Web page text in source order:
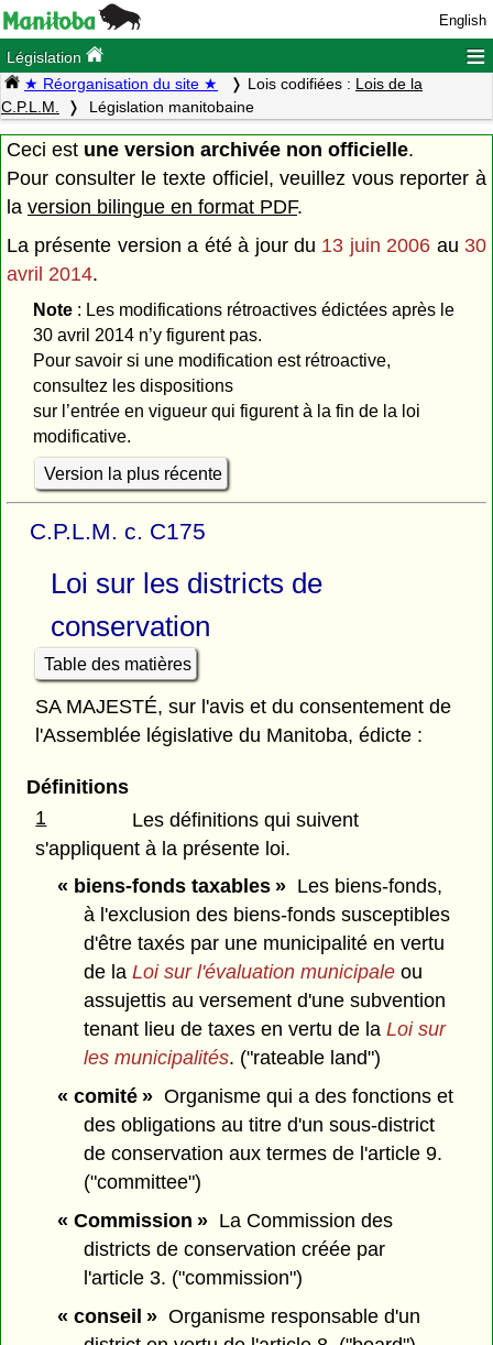
English
Législation ≡
★ Réorganisation du site ★ Lois codifiées : Lois de la
C.P.L.M.
Législation manitobaine
Ceci est une version archivée non officielle.
Pour consulter le texte officiel, veuillez vous reporter à
la version bilingue en format PDF.
La présente version a été à jour du 13 juin 2006 au 30
avril 2014.
Note: Les modifications rétroactives édictées après le
30 avril 2014 n’y figurent pas.
Pour savoir si une modification est rétroactive,
consultez les dispositions
sur l’entrée en vigueur qui figurent à la fin de la loi
modificative.
Version la plus récente
C.P.L.M. c. C175
Loi sur les districts de
conservation
Table des matières
SA MAJESTÉ, sur l'avis et du consentement de
l'Assemblée législative du Manitoba, édicte :
Définitions
1
Les définitions qui suivent
s'appliquent à la présente loi.
« biens-fonds taxables »Les biens-fonds,
à l'exclusion des biens-fonds susceptibles
d'être taxés par une municipalité en vertu
de laLoi sur l'évaluation municipale ou
assujettis au versement d'une subvention
tenant lieu de taxes en vertu de laLoi sur
les municipalités. ("rateable land")
« comité »Organisme qui a des fonctions et
des obligations au titre d'un sous-district
de conservation aux termes de l'article 9.
("committee")
« Commission »La Commission des
districts de conservation créée par
l'article 3. ("commission")
« conseil »Organisme responsable d'un